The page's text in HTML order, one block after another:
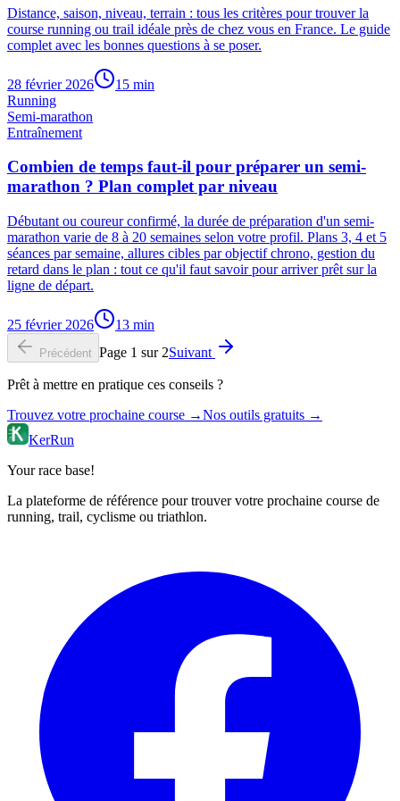
Distance, saison, niveau, terrain : tous les critères pour trouver la
course running ou trail idéale près de chez vous en France. Le guide
complet avec les bonnes questions à se poser.
28 février 2026 15 min
Running
Semi-marathon
Entraînement
Combien de temps faut-il pour préparer un semi-
marathon ? Plan complet par niveau
Débutant ou coureur confirmé, la durée de préparation d'un semi-
marathon varie de 8 à 20 semaines selon votre profil. Plans 3, 4 et 5
séances par semaine, allures cibles par objectif chrono, gestion du
retard dans le plan : tout ce qu'il faut savoir pour arriver prêt sur la
ligne de départ.
25 février 2026 13 min
Précédent Page 1 sur 2Suivant
Prêt à mettre en pratique ces conseils ?
Trouvez votre prochaine course →Nos outils gratuits →
KerRun
Your race base!
La plateforme de référence pour trouver votre prochaine course de
running, trail, cyclisme ou triathlon.